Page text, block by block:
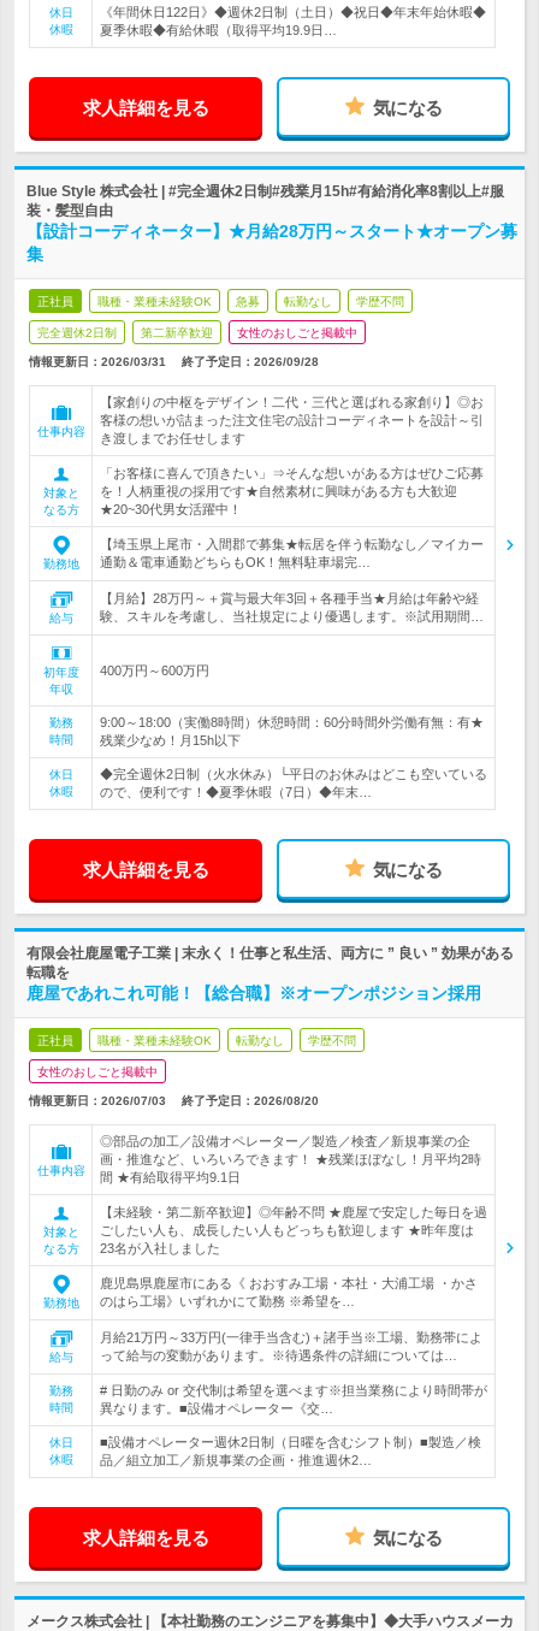
休日
休暇
《年間休日122日》◆週休2日制（土日）◆祝日◆年末年始休暇◆
夏季休暇◆有給休暇（取得平均19.9日…
求人詳細を見る 気になる
Blue Style 株式会社 | #完全週休2日制#残業月15h#有給消化率8割以上#服
装・髪型自由
【設計コーディネーター】★月給28万円～スタート★オープン募
集
正社員 職種・業種未経験OK 急募 転勤なし 学歴不問
完全週休2日制 第二新卒歓迎 女性のおしごと掲載中
情報更新日：2026/03/31 終了予定日： 2026/09/28
仕事内容
【家創りの中枢をデザイン！二代・三代と選ばれる家創り】◎お
客様の想いが詰まった注文住宅の設計コーディネートを設計～引
き渡しまでお任せします
対象と
なる方
「お客様に喜んで頂きたい」⇒そんな想いがある方はぜひご応募
を！人柄重視の採用です★自然素材に興味がある方も大歓迎
★20~30代男女活躍中！
勤務地
【埼玉県上尾市・入間郡で募集★転居を伴う転勤なし／マイカー
通勤＆電車通勤どちらもOK！無料駐車場完…
給与
【月給】28万円～＋賞与最大年3回＋各種手当★月給は年齢や経
験、スキルを考慮し、当社規定により優遇します。※試用期間…
初年度
年収
400万円～600万円
勤務
時間
9:00～18:00（実働8時間）休憩時間：60分時間外労働有無：有★
残業少なめ！月15h以下
休日
休暇
◆完全週休2日制（火水休み）└平日のお休みはどこも空いている
ので、便利です！◆夏季休暇（7日）◆年末…
求人詳細を見る 気になる
有限会社鹿屋電子工業 | 末永く！仕事と私生活、両方に ” 良い ” 効果がある
転職を
鹿屋であれこれ可能！【総合職】※オープンポジション採用
正社員 職種・業種未経験OK 転勤なし 学歴不問
女性のおしごと掲載中
情報更新日：2026/07/03 終了予定日： 2026/08/20
仕事内容
◎部品の加工／設備オペレーター／製造／検査／新規事業の企
画・推進など、いろいろできます！ ★残業ほぼなし！月平均2時
間 ★有給取得平均9.1日
対象と
なる方
【未経験・第二新卒歓迎】◎年齢不問 ★鹿屋で安定した毎日を過
ごしたい人も、成長したい人もどっちも歓迎します ★昨年度は
23名が入社しました
勤務地
鹿児島県鹿屋市にある《 おおすみ工場・本社・大浦工場 ・かさ
のはら工場》いずれかにて勤務 ※希望を…
給与
月給21万円～33万円(一律手当含む)＋諸手当※工場、勤務帯によ
って給与の変動があります。※待遇条件の詳細については…
勤務
時間
# 日勤のみ or 交代制は希望を選べます※担当業務により時間帯が
異なります。■設備オペレーター《交…
休日
休暇
■設備オペレーター週休2日制（日曜を含むシフト制）■製造／検
品／組立加工／新規事業の企画・推進週休2…
求人詳細を見る 気になる
メークス株式会社 | 【本社勤務のエンジニアを募集中】◆大手ハウスメーカ